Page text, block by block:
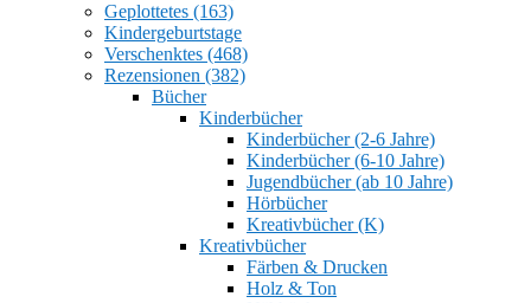
Geplottetes (163)
Kindergeburtstage
Verschenktes (468)
Rezensionen (382)
Bücher
Kinderbücher
Kinderbücher (2-6 Jahre)
Kinderbücher (6-10 Jahre)
Jugendbücher (ab 10 Jahre)
Hörbücher
Kreativbücher (K)
Kreativbücher
Färben & Drucken
Holz & Ton